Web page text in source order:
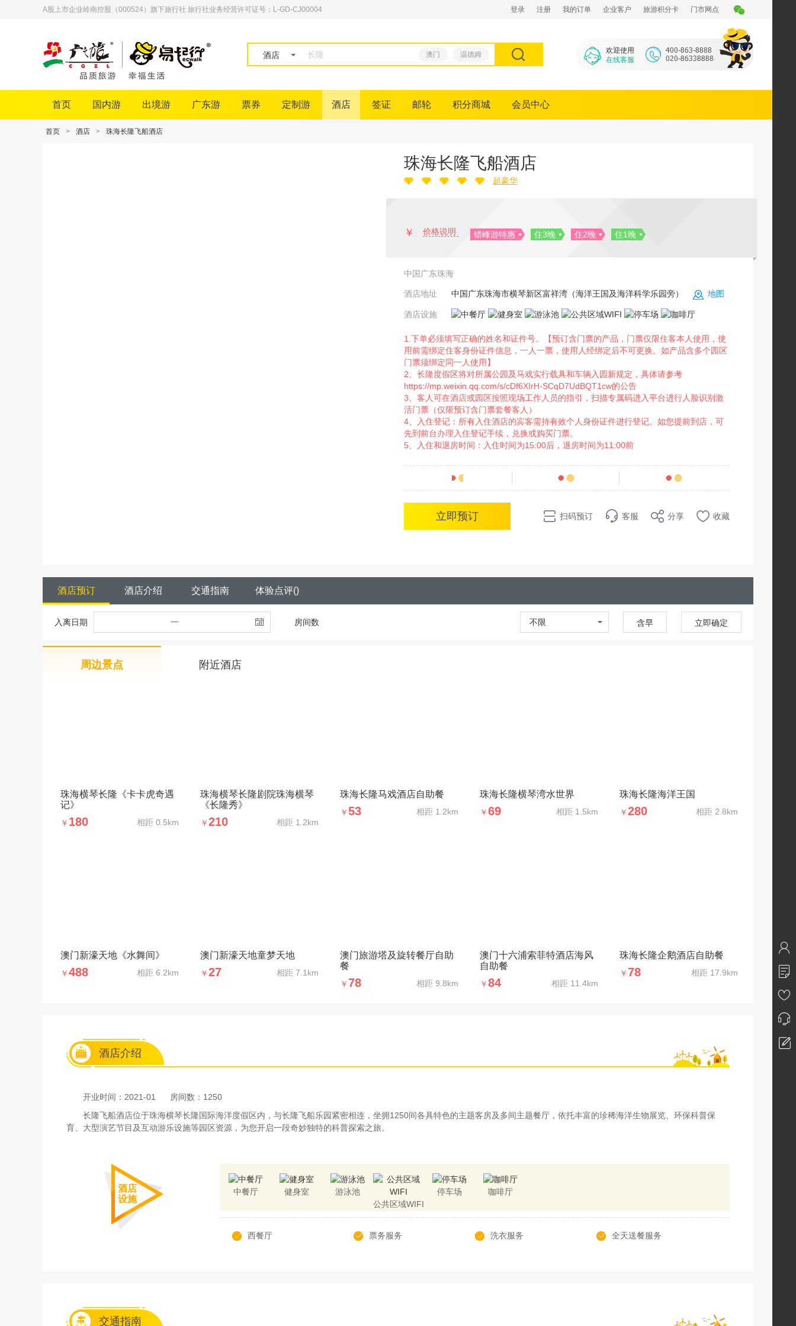
A股上市企业岭南控股（000524）旗下旅行社 旅行社业务经营许可证号：L-GD-CJ00004 登录 注册 我的订单 企业客户 旅游积分卡 门市网点
酒店 澳门 温德姆
欢迎使用
在线客服
首页 国内游 出境游 广东游 票券 定制游 酒店 签证 邮轮 积分商城 会员中心
首页 > 酒店 > 珠海长隆飞船酒店
珠海长隆飞船酒店
超豪华
￥ 价格说明 错峰游特惠 住3晚 住2晚 住1晚
中国广东珠海
酒店地址 中国广东珠海市横琴新区富祥湾（海洋王国及海洋科学乐园旁） 地图
酒店设施
1.下单必须填写正确的姓名和证件号。【预订含门票的产品，门票仅限住客本人使用，使
用前需绑定住客身份证件信息，一人一票，使用人经绑定后不可更换。如产品含多个园区
门票须绑定同一人使用】
2、长隆度假区将对所属公园及马戏实行载具和车辆入园新规定，具体请参考
https://mp.weixin.qq.com/s/cDf6XIrH-SCqD7UdBQT1cw的公告
3、客人可在酒店或园区按照现场工作人员的指引，扫描专属码进入平台进行人脸识别激
活门票（仅限预订含门票套餐客人）
4、入住登记：所有入住酒店的宾客需持有效个人身份证件进行登记。如您提前到店，可
先到前台办理入住登记手续，兑换或购买门票。
5、入住和退房时间：入住时间为15:00后，退房时间为11:00前
分 条点评 57 销量
立即预订 扫码预订 客服 分享 收藏
酒店预订 酒店介绍 交通指南 体验点评()
入离日期 房间数 不限 含早 立即确定
周边景点 附近酒店
珠海横琴长隆《卡卡虎奇遇
记》
￥ 180 相距 0.5km
珠海横琴长隆剧院珠海横琴
《长隆秀》
￥210 相距 1.2km
珠海长隆马戏酒店自助餐
￥53 相距 1.2km
珠海长隆横琴湾水世界
￥69 相距 1.5km
珠海长隆海洋王国
￥280 相距 2.8km
澳门新濠天地《水舞间》
￥488 相距 6.2km
澳门新濠天地童梦天地
￥27 相距 7.1km
澳门旅游塔及旋转餐厅自助
餐
￥78 相距 9.8km
澳门十六浦索菲特酒店海风
自助餐
￥84 相距 11.4km
珠海长隆企鹅酒店自助餐
￥78 相距 17.9km
酒店介绍
开业时间：2021-01
房间数：1250
长隆飞船酒店位于珠海横琴长隆国际海洋度假区内，与长隆飞船乐园紧密相连，坐拥1250间各具特色的主题客房及多间主题餐厅，依托丰富的珍稀海洋生物展览、环保科普保
育、大型演艺节目及互动游乐设施等园区资源，为您开启一段奇妙独特的科普探索之旅。
酒店
设施
中餐厅 健身室
游泳池
公共区域WIFI
停车场 咖啡厅
西餐厅 票务服务 洗衣服务 全天送餐服务
交通指南